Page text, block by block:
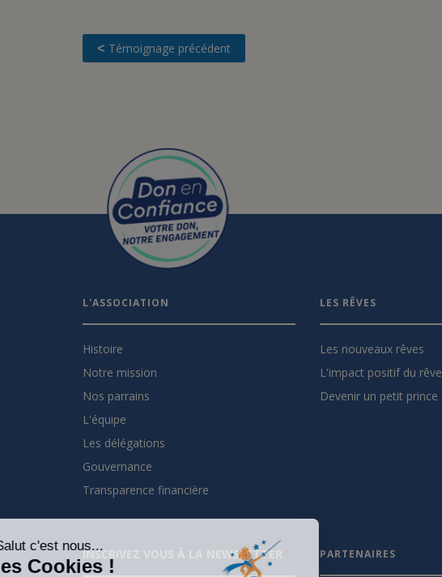
Salut c'est nous...
les Cookies !
< Témoignage précédent
L'ASSOCIATION
Histoire
Notre mission
Nos parrains
L'équipe
Les délégations
Gouvernance
Transparence financière
LES RÊVES
Les nouveaux rêves
L'impact positif du rêve
Devenir un petit prince
INSCRIVEZ VOUS À LA NEWSLETTER PARTENAIRES